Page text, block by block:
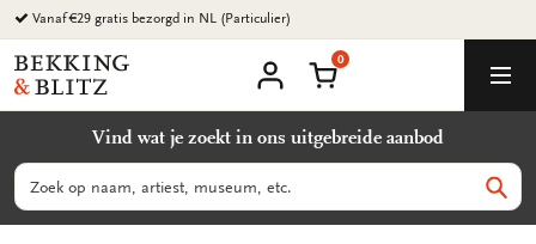
Ga
naar
content
Vanaf €29 gratis bezorgd in NL (Particulier)
Bekking
&
B.V.
account
Winkelmand
0
Vind wat je zoekt in ons uitgebreide aanbod
Zoeken